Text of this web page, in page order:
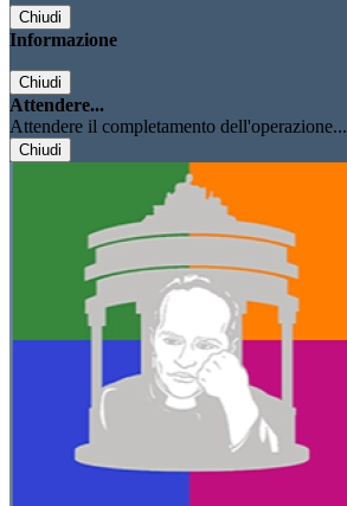
Chiudi
Informazione
Chiudi
Attendere...
Attendere il completamento dell'operazione...
Chiudi